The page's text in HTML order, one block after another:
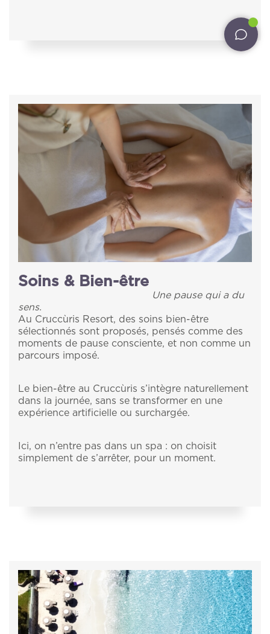
Pet inclusive hospitality
Offres
INFORMATIONS PRATIQUES
NEWSLETTER
Soins & Bien-être
Une pause qui a du
sens.
Au Cruccùris Resort, des soins bien-être
sélectionnés sont proposés, pensés comme des
moments de pause consciente, et non comme un
parcours imposé.
Le bien-être au Cruccùris s’intègre naturellement
dans la journée, sans se transformer en une
expérience artificielle ou surchargée.
Ici, on n’entre pas dans un spa : on choisit
simplement de s’arrêter, pour un moment.
politique de confidentialité
confidentialité en vue de l'envoi de matériel
promotionnel.